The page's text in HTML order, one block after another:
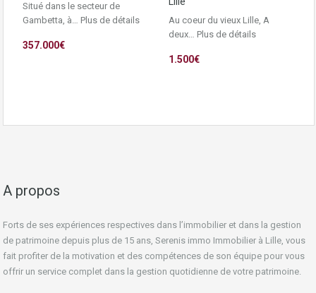
Situé dans le secteur de
Gambetta, à… Plus de détails
357.000€
Au coeur du vieux Lille, A
deux… Plus de détails
1.500€
A propos
Forts de ses expériences respectives dans l’immobilier et dans la gestion
de patrimoine depuis plus de 15 ans, Serenis immo Immobilier à Lille, vous
fait profiter de la motivation et des compétences de son équipe pour vous
offrir un service complet dans la gestion quotidienne de votre patrimoine.